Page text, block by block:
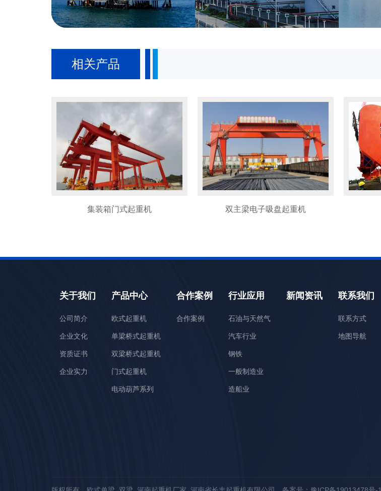
相关产品
双主梁电子吸盘起重机 TLJ 900t提梁机
关于我们
公司简介
企业文化
资质证书
企业实力
产品中心
欧式起重机
单梁桥式起重机
双梁桥式起重机
门式起重机
电动葫芦系列
合作案例
合作案例
行业应用
石油与天然气
汽车行业
钢铁
一般制造业
造船业
新闻资讯 联系我们
联系方式
地图导航